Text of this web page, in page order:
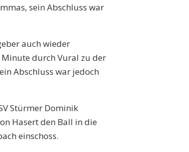
sein Abschluss war
auch wieder
durch Vural zu der
Abschluss war jedoch
Stürmer Dominik
Hasert den Ball in die
einschoss.